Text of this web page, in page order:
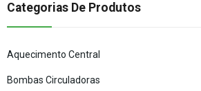
Categorias De Produtos
Aquecimento Central
Bombas Circuladoras